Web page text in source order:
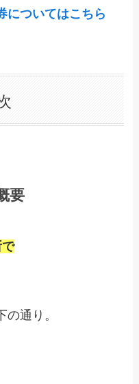
についてはこちら
要
通り。